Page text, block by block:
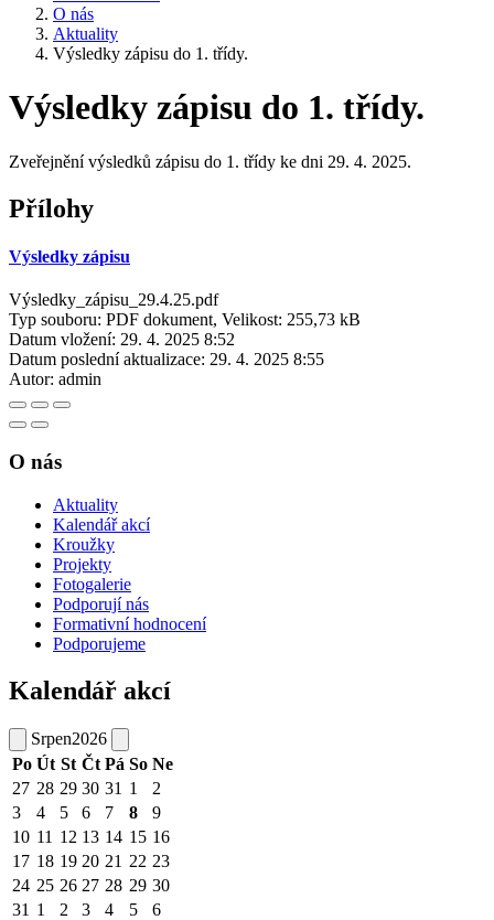
O nás
Aktuality
Výsledky zápisu do 1. třídy.
Výsledky zápisu do 1. třídy.
Zveřejnění výsledků zápisu do 1. třídy ke dni 29. 4. 2025.
Přílohy
Výsledky zápisu
Výsledky_zápisu_29.4.25.pdf
Typ souboru: PDF dokument, Velikost: 255,73 kB
Datum vložení: 29. 4. 2025 8:52
Datum poslední aktualizace: 29. 4. 2025 8:55
Autor: admin
O nás
Aktuality
Kalendář akcí
Kroužky
Projekty
Fotogalerie
Podporují nás
Formativní hodnocení
Podporujeme
Kalendář akcí
Srpen2026
Po Út St Čt Pá So Ne
27 28 29 30 31 1
2
3
4 5 6 7 8
9
10 11 12 13 14 15 16
17 18 19 20 21 22 23
24 25 26 27 28 29 30
31 1 2 3 4 5 6